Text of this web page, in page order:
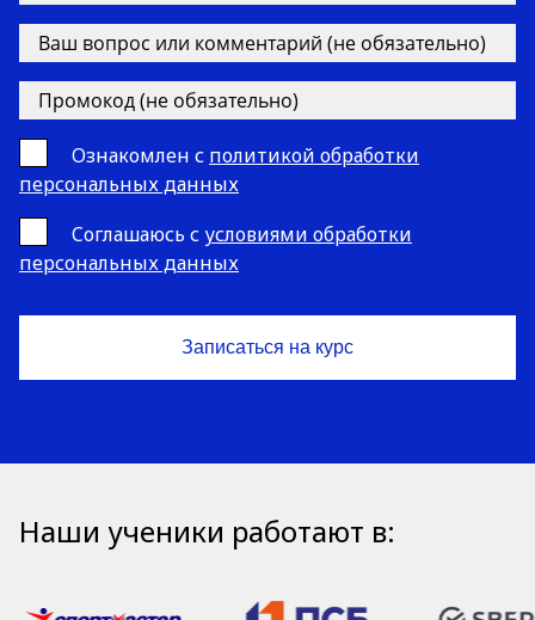
Ознакомлен с политикой обработки
персональных данных
Cоглашаюсь с условиями обработки
персональных данных
Наши ученики работают в: